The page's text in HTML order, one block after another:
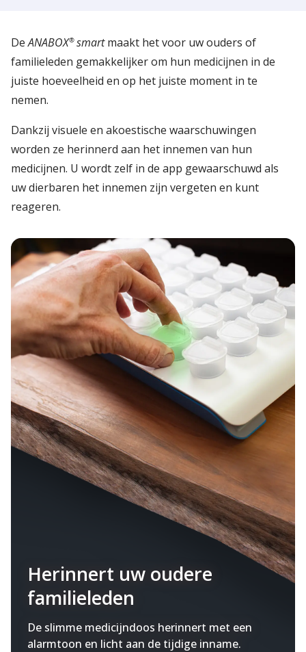
DeANABOX®smartmaakt het voor uw ouders of
familieleden gemakkelijker om hun medicijnen in de
juiste hoeveelheid en op het juiste moment in te
nemen.
Dankzij visuele en akoestische waarschuwingen
worden ze herinnerd aan het innemen van hun
medicijnen. U wordt zelf in de app gewaarschuwd als
uw dierbaren het innemen zijn vergeten en kunt
reageren.
Herinnert uw oudere
familieleden
De slimme medicijndoos herinnert met een
alarmtoon en licht aan de tijdige inname.